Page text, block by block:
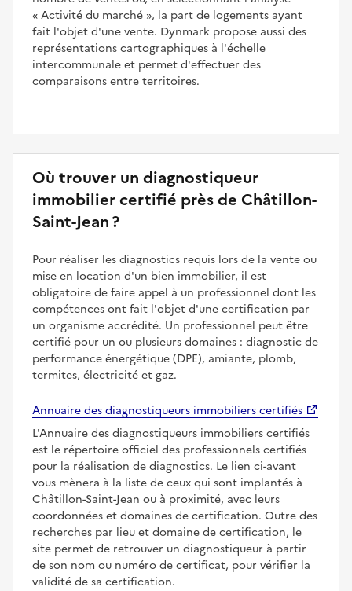
Activité du marché , la part de logements ayant
fait l'objet d'une vente. Dynmark propose aussi des
représentations cartographiques à l'échelle
intercommunale et permet d'effectuer des
comparaisons entre territoires.
Où trouver un diagnostiqueur
immobilier certifié près de Châtillon-
Saint-Jean ?
Pour réaliser les diagnostics requis lors de la vente ou
mise en location d'un bien immobilier, il est
obligatoire de faire appel à un professionnel dont les
compétences ont fait l'objet d'une certification par
un organisme accrédité. Un professionnel peut être
certifié pour un ou plusieurs domaines : diagnostic de
performance énergétique (DPE), amiante, plomb,
termites, électricité et gaz.
Annuaire des diagnostiqueurs immobiliers certifiés
L'Annuaire des diagnostiqueurs immobiliers certifiés
est le répertoire officiel des professionnels certifiés
pour la réalisation de diagnostics. Le lien ci-avant
vous mènera à la liste de ceux qui sont implantés à
Châtillon-Saint-Jean ou à proximité, avec leurs
coordonnées et domaines de certification. Outre des
recherches par lieu et domaine de certification, le
site permet de retrouver un diagnostiqueur à partir
de son nom ou numéro de certificat, pour vérifier la
validité de sa certification.